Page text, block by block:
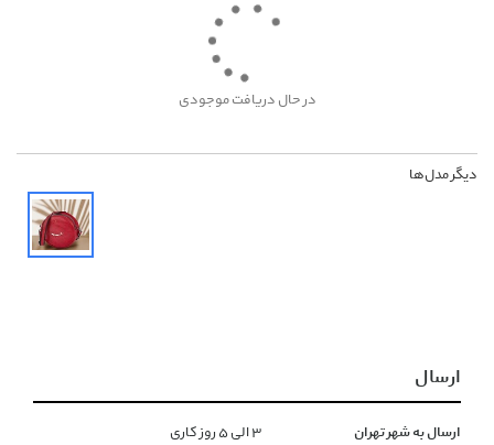
در حال دریافت موجودی
دیگر مدل‌ها
ارسال
ارسال به شهر تهران ۳ الی ۵ روز کاری